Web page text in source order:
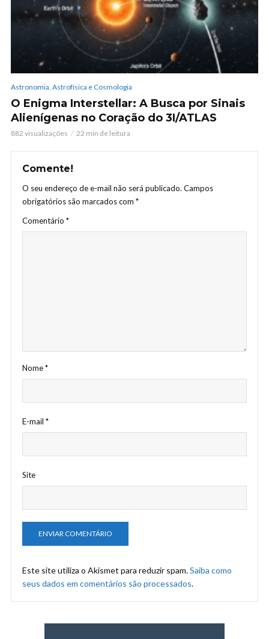
Astronomia, Astrofísica e Cosmologia
O Enigma Interstellar: A Busca por Sinais
Alienígenas no Coração do 3I/ATLAS
882 visualizações 22 min de leitura
Comente!
O seu endereço de e-mail não será publicado. Campos
obrigatórios são marcados com *
Comentário *
Nome*
E-mail *
Site
Este site utiliza o Akismet para reduzir spam.Saiba como
seus dados em comentários são processados.